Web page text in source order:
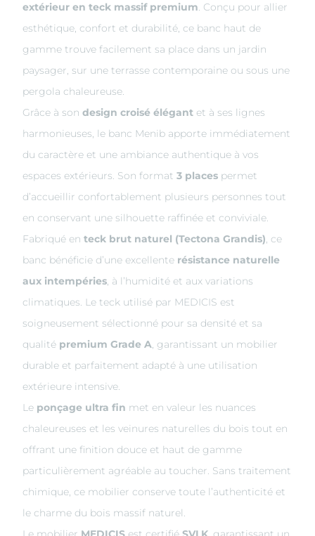
extérieur en teck massif premium. Conçu pour allier
esthétique, confort et durabilité, ce banc haut de
gamme trouve facilement sa place dans un jardin
paysager, sur une terrasse contemporaine ou sous une
pergola chaleureuse.
Grâce à sondesign croisé élégant et à ses lignes
harmonieuses, le banc Menib apporte immédiatement
du caractère et une ambiance authentique à vos
espaces extérieurs. Son format3 places permet
d’accueillir confortablement plusieurs personnes tout
en conservant une silhouette raffinée et conviviale.
Fabriqué enteck brut naturel (Tectona Grandis), ce
banc bénéficie d’une excellente résistance naturelle
aux intempéries, à l’humidité et aux variations
climatiques. Le teck utilisé par MEDICIS est
soigneusement sélectionné pour sa densité et sa
qualité premium Grade A, garantissant un mobilier
durable et parfaitement adapté à une utilisation
extérieure intensive.
Le ponçage ultra fin met en valeur les nuances
chaleureuses et les veinures naturelles du bois tout en
offrant une finition douce et haut de gamme
particulièrement agréable au toucher. Sans traitement
chimique, ce mobilier conserve toute l’authenticité et
le charme du bois massif naturel.